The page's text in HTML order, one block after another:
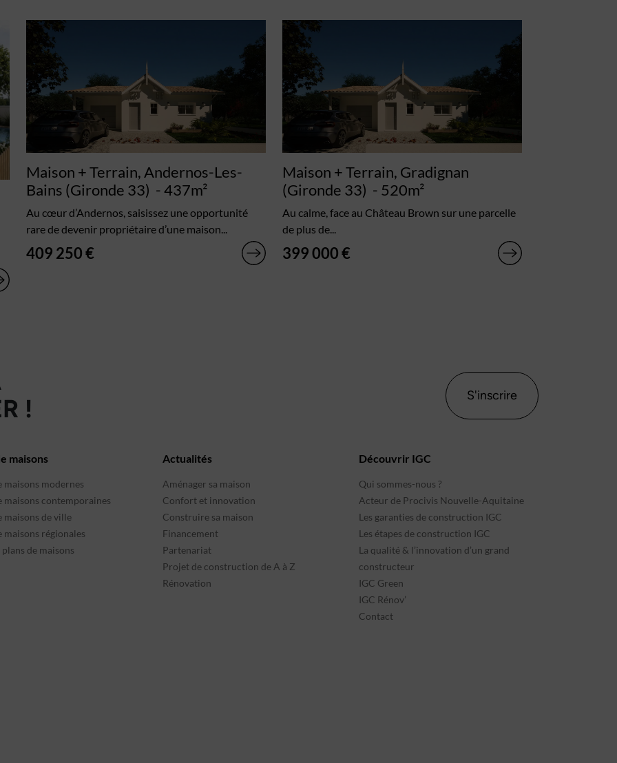
Maison + Terrain, Andernos-Les-
Bains (Gironde 33) - 437m²
Au cœur d’Andernos, saisissez une opportunité
rare de devenir propriétaire d’une maison...
409 250 €
Maison + Terrain, Gradignan
(Gironde 33) - 520m²
Au calme, face au Château Brown sur une parcelle
de plus de...
399 000 €
!
S'inscrire
maisons
maisons modernes
maisons contemporaines
maisons de ville
maisons régionales
plans de maisons
Actualités
Aménager sa maison
Confort et innovation
Construire sa maison
Financement
Partenariat
Projet de construction de A à Z
Rénovation
Découvrir IGC
Qui sommes-nous ?
Acteur de Procivis Nouvelle-Aquitaine
Les garanties de construction IGC
Les étapes de construction IGC
La qualité & l’innovation d’un grand
constructeur
IGC Green
IGC Rénov’
Contact